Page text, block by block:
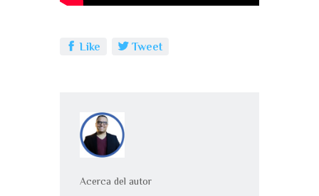
Like Tweet
Acerca del autor